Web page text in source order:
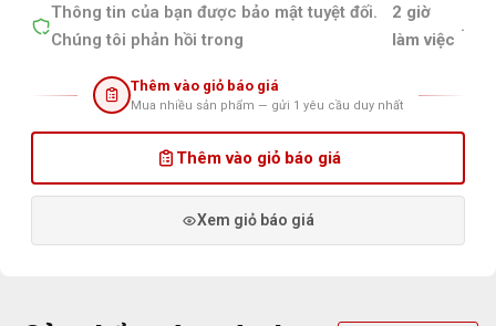
Thông tin của bạn được bảo mật tuyệt đối.
Chúng tôi phản hồi trong
2 giờ
làm việc
.
Thêm vào giỏ báo giá
Mua nhiều sản phẩm — gửi 1 yêu cầu duy nhất
Thêm vào giỏ báo giá
Xem giỏ báo giá